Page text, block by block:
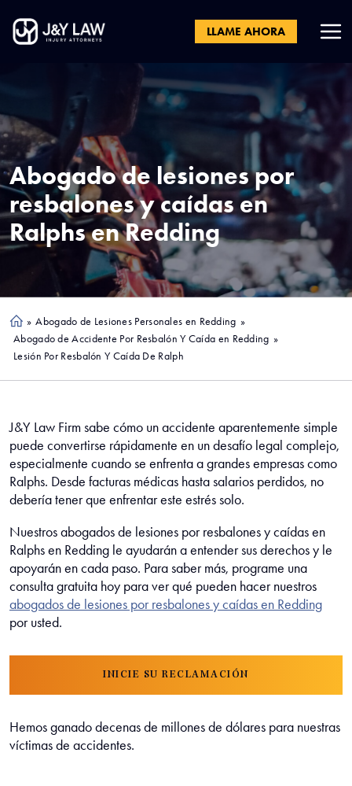
LLAME AHORA
Abogado de lesiones por
resbalones y caídas en
Ralphs enRedding
Ho
me
» Abogado de Lesiones Personales en Redding »
Abogado de Accidente Por Resbalón Y Caída en Redding »
Lesión Por Resbalón Y Caída De Ralph
J&Y Law Firm sabe cómo un accidente aparentemente simple
puede convertirse rápidamente en un desafío legal complejo,
especialmente cuando se enfrenta a grandes empresas como
Ralphs. Desde facturas médicas hasta salarios perdidos, no
debería tener que enfrentar este estrés solo.
Nuestros abogados de lesiones por resbalones y caídas en
Ralphs en Redding le ayudarán a entender sus derechos y le
apoyarán en cada paso. Para saber más, programe una
consulta gratuita hoy para ver qué pueden hacer nuestros
abogados de lesiones por resbalones y caídas en Redding
por usted.
INICIE SU RECLAMACIÓN
Hemos ganado decenas de millones de dólares para nuestras
víctimas de accidentes.